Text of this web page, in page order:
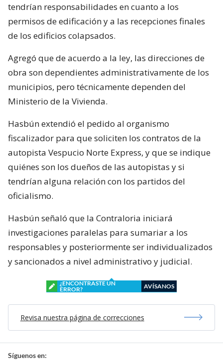
tendrían responsabilidades en cuanto a los
permisos de edificación y a las recepciones finales
de los edificios colapsados.
Agregó que de acuerdo a la ley, las direcciones de
obra son dependientes administrativamente de los
municipios, pero técnicamente dependen del
Ministerio de la Vivienda.
Hasbún extendió el pedido al organismo
fiscalizador para que soliciten los contratos de la
autopista Vespucio Norte Express, y que se indique
quiénes son los dueños de las autopistas y si
tendrían alguna relación con los partidos del
oficialismo.
Hasbún señaló que la Contraloria iniciará
investigaciones paralelas para sumariar a los
responsables y posteriormente ser individualizados
y sancionados a nivel administrativo y judicial.
¿ENCONTRASTE UN
ERROR?
AVÍSANOS
Revisa nuestra página de correcciones
Síguenos en: